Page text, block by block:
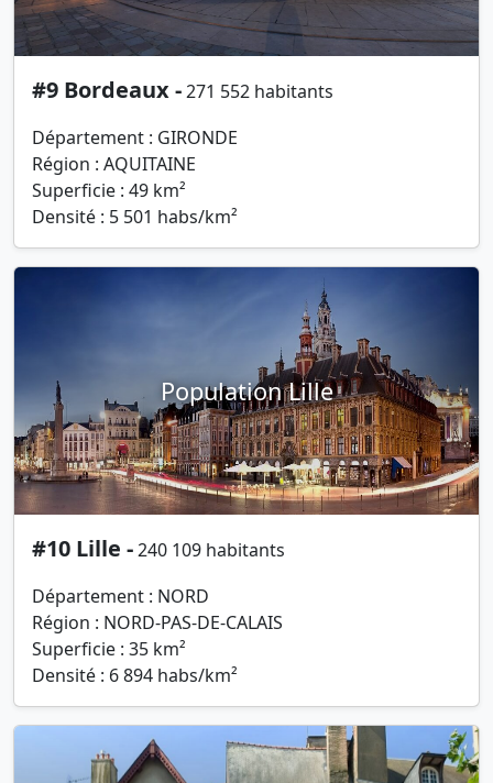
#9 Bordeaux -271 552 habitants
Département : GIRONDE
Région : AQUITAINE
Superficie : 49 km²
Densité : 5 501 habs/km²
Population Lille
#10 Lille -240 109 habitants
Département : NORD
Région : NORD-PAS-DE-CALAIS
Superficie : 35 km²
Densité : 6 894 habs/km²